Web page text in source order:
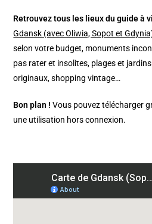
Retrouvez tous les lieux du guide à
Gdansk (avec Oliwia, Sopot et
selon votre budget, monuments
pas rater et insolites, plages et
originaux, shopping vintage…
Bon plan ! Vous pouvez télécharger
une utilisation hors connexion.